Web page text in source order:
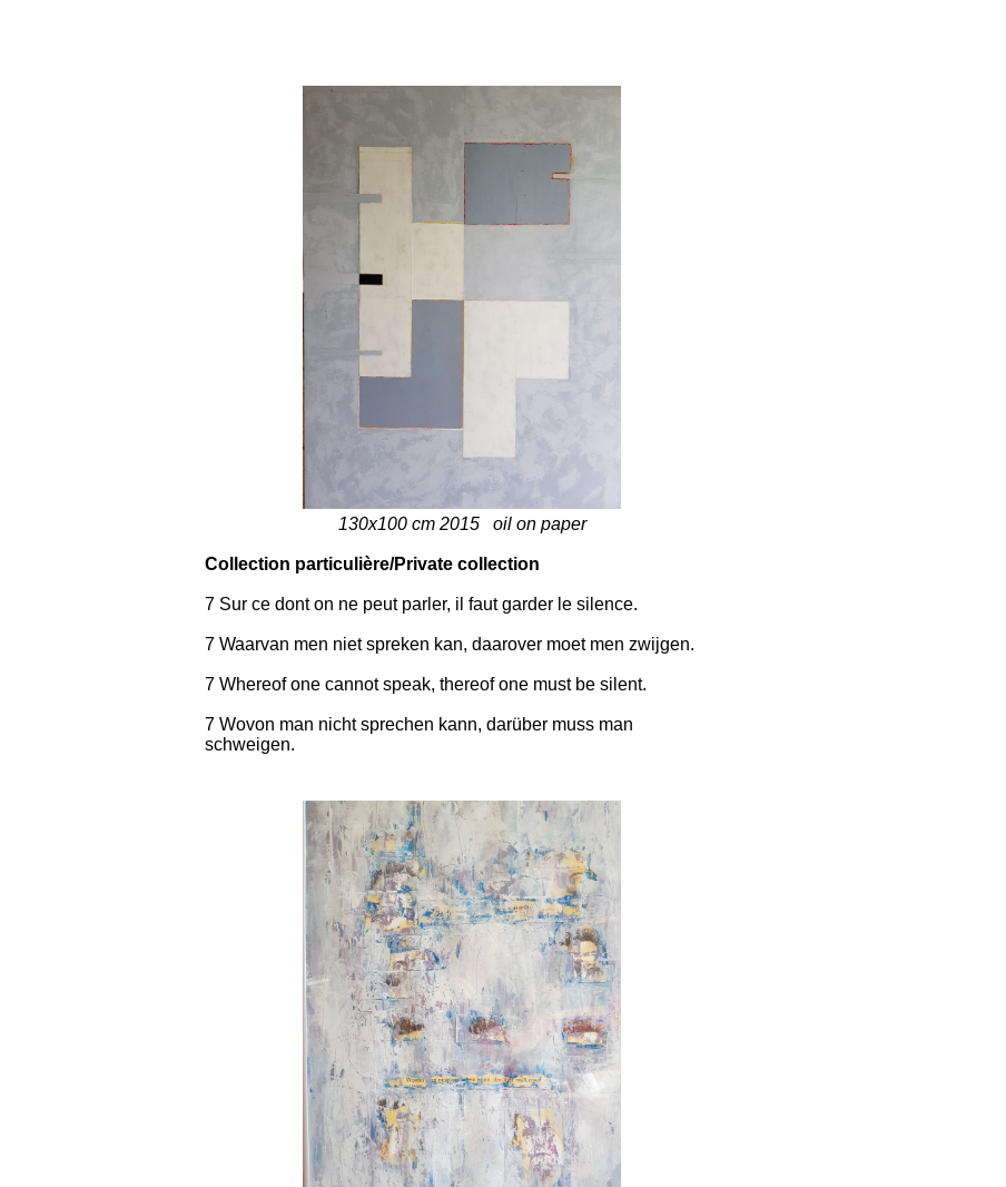
130x100 cm2015 oil on paper
Collection particulière/Private collection
7 Sur ce dont on ne peut parler, il faut garder le silence.
7 Waarvan men niet spreken kan, daarover moet men zwijgen.
7 Whereof one cannot speak, thereof one must be silent.
7 Wovon man nicht sprechen kann, darüber muss man
schweigen.